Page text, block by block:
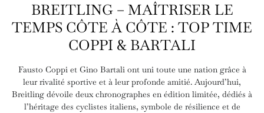
BREITLING – MAÎTRISER LE
TEMPS CÔTE À CÔTE : TOP TIME
COPPI & BARTALI
Fausto Coppi et Gino Bartali ont uni toute une nation grâce à
leur rivalité sportive et à leur profonde amitié. Aujourd’hui,
Breitling dévoile deux chronographes en édition limitée, dédiés à
l’héritage des cyclistes italiens, symbole de résilience et de